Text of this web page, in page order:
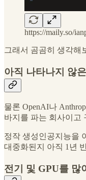
https://maily.so/
그래서 곰곰히 생각해
아직 나타나지 않
물론 OpenAI나
바지를 파는 회사이고
정작 생성인공지능을
대중화된지 아직 1년
전기 및 GPU를 많